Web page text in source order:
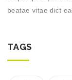
beatae vitae dict
TAGS